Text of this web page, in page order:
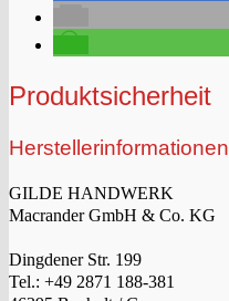
Produktsicherheit
Herstellerinformationen
GILDE HANDWERK
Macrander GmbH & Co. KG
Dingdener Str. 199
Tel.: +49 2871 188-381